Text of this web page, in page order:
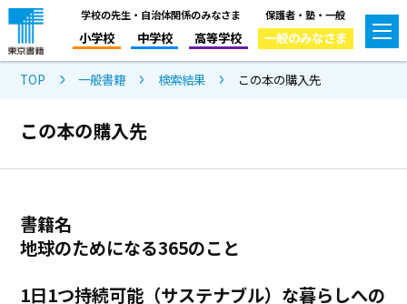
学校の先生・自治体関係のみなさま
小学校 中学校 高等学校
保護者・塾・一般
一般のみなさま
TOP 一般書籍 検索結果 この本の購入先
この本の購入先
書籍名
地球のためになる365のこと
1日1つ持続可能（サステナブル）な暮らしへの